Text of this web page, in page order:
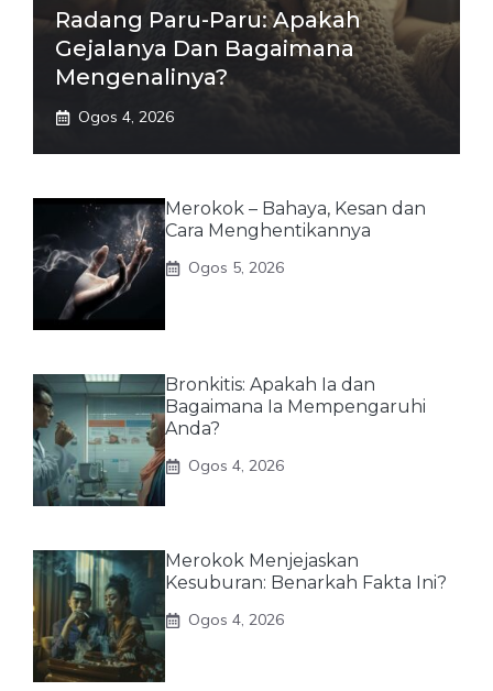
Radang Paru-Paru: Apakah
Gejalanya Dan Bagaimana
Mengenalinya?
Ogos 4, 2026
Merokok – Bahaya, Kesan dan
Cara Menghentikannya
Ogos 5, 2026
Bronkitis: Apakah Ia dan
Bagaimana Ia Mempengaruhi
Anda?
Ogos 4, 2026
Merokok Menjejaskan
Kesuburan: Benarkah Fakta Ini?
Ogos 4, 2026